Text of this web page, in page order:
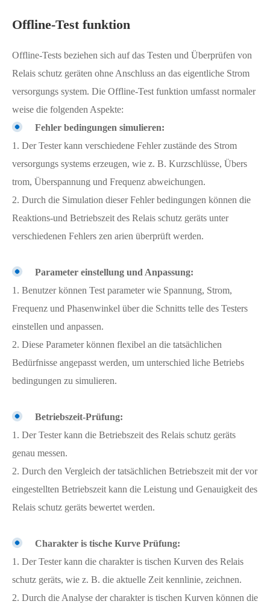
Offline-Test funktion
Offline-Tests beziehen sich auf das Testen und Überprüfen von
Relais schutz geräten ohne Anschluss an das eigentliche Strom
versorgungs system. Die Offline-Test funktion umfasst normaler
weise die folgenden Aspekte:
Fehler bedingungen simulieren:
1. Der Tester kann verschiedene Fehler zustände des Strom
versorgungs systems erzeugen, wie z. B. Kurzschlüsse, Übers
trom, Überspannung und Frequenz abweichungen.
2. Durch die Simulation dieser Fehler bedingungen können die
Reaktions-und Betriebszeit des Relais schutz geräts unter
verschiedenen Fehlers zen arien überprüft werden.
Parameter einstellung und Anpassung:
1. Benutzer können Test parameter wie Spannung, Strom,
Frequenz und Phasenwinkel über die Schnitts telle des Testers
einstellen und anpassen.
2. Diese Parameter können flexibel an die tatsächlichen
Bedürfnisse angepasst werden, um unterschied liche Betriebs
bedingungen zu simulieren.
Betriebszeit-Prüfung:
1. Der Tester kann die Betriebszeit des Relais schutz geräts
genau messen.
2. Durch den Vergleich der tatsächlichen Betriebszeit mit der vor
eingestellten Betriebszeit kann die Leistung und Genauigkeit des
Relais schutz geräts bewertet werden.
Charakter is tische Kurve Prüfung:
1. Der Tester kann die charakter is tischen Kurven des Relais
schutz geräts, wie z. B. die aktuelle Zeit kennlinie, zeichnen.
2. Durch die Analyse der charakter is tischen Kurven können die